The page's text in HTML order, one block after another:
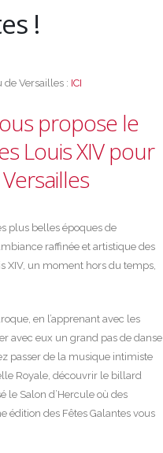
!
de Versailles : ICI
propose le
Louis XIV pour
plus belles époques de
raffinée et artistique des
XIV, un moment hors du temps,
en l’apprenant avec les
avec eux un grand pas de danse
passer de la musique intimiste
Royale, découvrir le billard
le Salon d’Hercule où des
édition des Fêtes Galantes vous